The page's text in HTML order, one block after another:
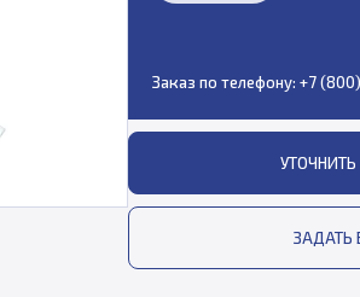
Заказ по телефону: +7
ЗАДАТЬ